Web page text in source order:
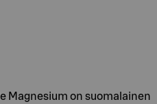
Magnesium on suomalainen